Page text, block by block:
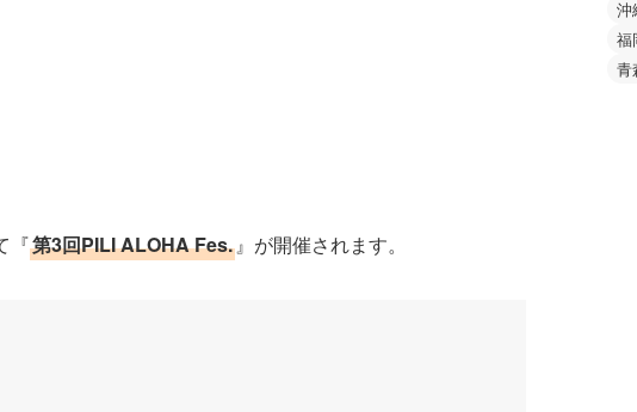
『第3回PILI ALOHA Fes.』が開催されます。
沖
福
青